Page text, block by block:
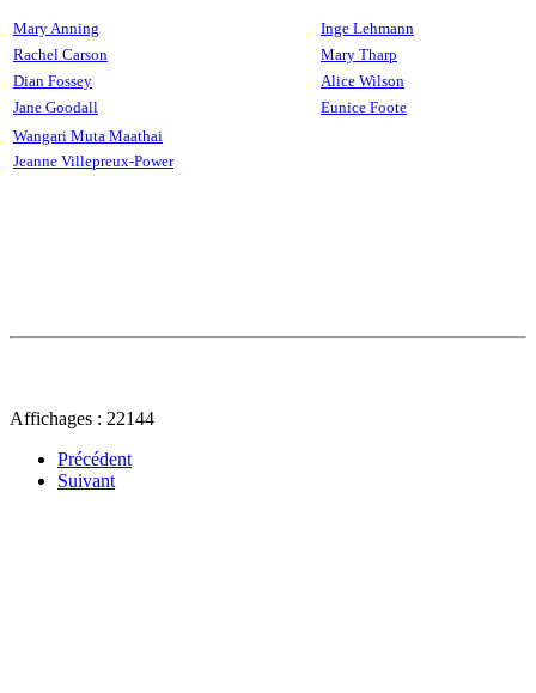
Mary Anning
Inge Lehmann
Rachel Carson
Mary Tharp
Dian Fossey
Alice Wilson
Jane Goodall
Eunice Foote
Wangari Muta Maathai
Jeanne Villepreux-Power
Affichages : 22144
Précédent
Suivant